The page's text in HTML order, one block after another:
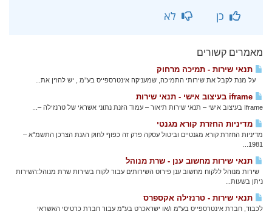
כן לא
מאמרים קשורים
תנאי שירות - תמיכה מרחוק
על מנת לקבל את שירותי התמיכה, שמעניקה אינטרספייס בע”מ , יש להזין את...
Iframe בעיצוב אישי – תנאי שירות תיאור – עמוד הזנת נתוני אשראי של טרנזילה –...
מדיניות החזרת קורא מגנטי
מדיניות החזרת קורא מגנטיים וביטול עסקה פרק זה כפוף לחוק הגנת הצרכן התשמ"א –
1981...
תנאי שירות מחשוב ענן - שרת מנוהל
שירות מנוהל ללקוח מחשוב ענן פירוט השירותים עבור לקוח בשירות שרת מנוהל:השירות
ניתן בשעות...
תנאי שירות - טרנזילה אקספרס
לכבוד, חברת אינטרספייס בע"מ ו/או ישראכרט בע"מ עבור חברת כרטיסי האשראי